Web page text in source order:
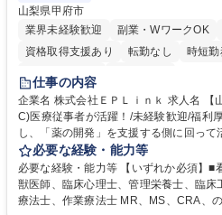
山梨県甲府市
業界未経験歓迎
副業・WワークOK
資格取得支援あり
転勤なし 時短勤
完全週休2日制
仕事の内容
企業名 株式会社ＥＰＬｉｎｋ 求人名 【山梨】治験コーディネーター(CR
C)医療従事者が活躍！/未経験歓迎/福利厚生◎ 仕事の内容 臨床経
し、「薬の開発」を支援する側に回っ
（患者さま・医療従事者）への説明や、
内での治験業務を底支えしていただきます。 新薬の開発を最前線
れる、大変やりがいのある仕事です。
医療従事者）への説明 ■患者さまのスケ
必要な経験・能力等
必要な経験・能力等 【いずれか必須】■
獣医師、臨床心理士、管理栄養士、臨
療法士、作業療法士 MR、MS、CRA、